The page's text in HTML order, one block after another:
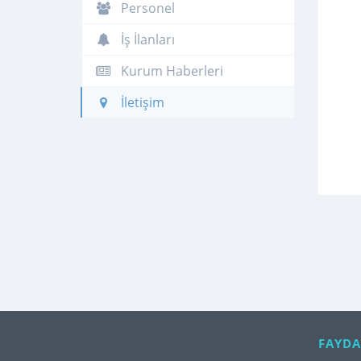
Personel
İş İlanları
Kurum Haberleri
İletişim